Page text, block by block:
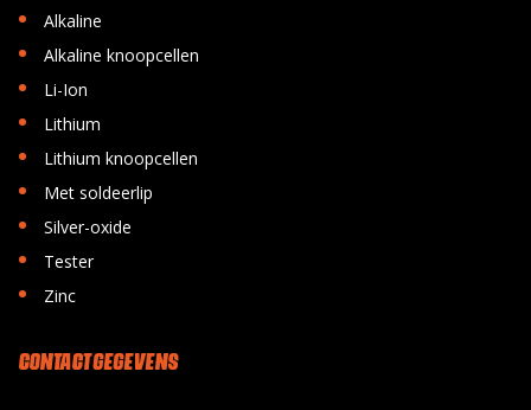
• Alkaline
• Alkaline knoopcellen
• Li-Ion
• Lithium
• Lithium knoopcellen
• Met soldeerlip
• Silver-oxide
• Tester
• Zinc
CONTACT GEGEVENS